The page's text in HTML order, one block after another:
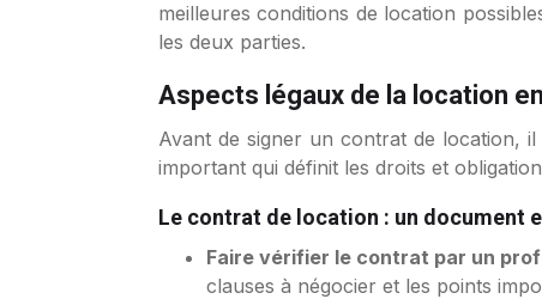
meilleures conditions de location
les deux parties.
Aspects légaux de la location
Avant de signer un contrat de location,
important qui définit les droits et
Le contrat de location : un document
Faire vérifier le contrat par un
clauses à négocier et les points